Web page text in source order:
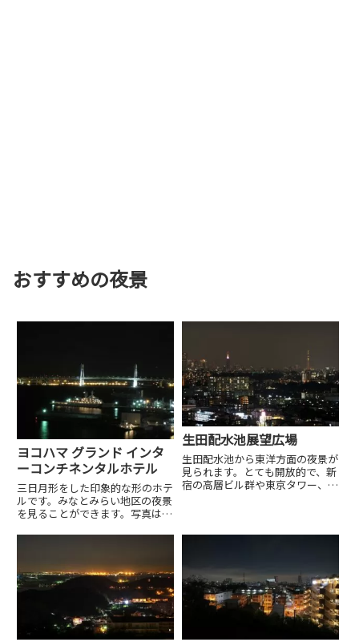
おすすめの夜景
ヨコハマ グランド インタ
ーコンチネンタルホテル
三日月形をした印象的な形のホテ
ルです。みなとみらい地区の夜景
を見ることができます。写真はホ
トルームからのものです。
生田配水池展望広場
生田配水池から東洋方面の夜景が
見られます。とても開放的で、新
宿の高層ビル群や東京タワー、東